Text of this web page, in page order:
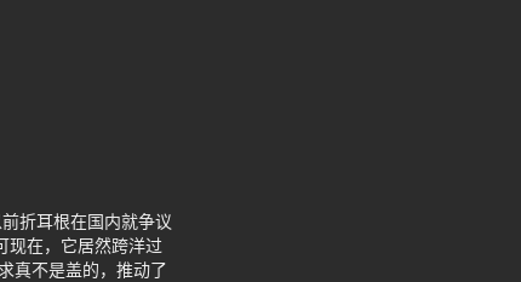
折耳根在国内就争议
现在，它居然跨洋过
真不是盖的，推动了